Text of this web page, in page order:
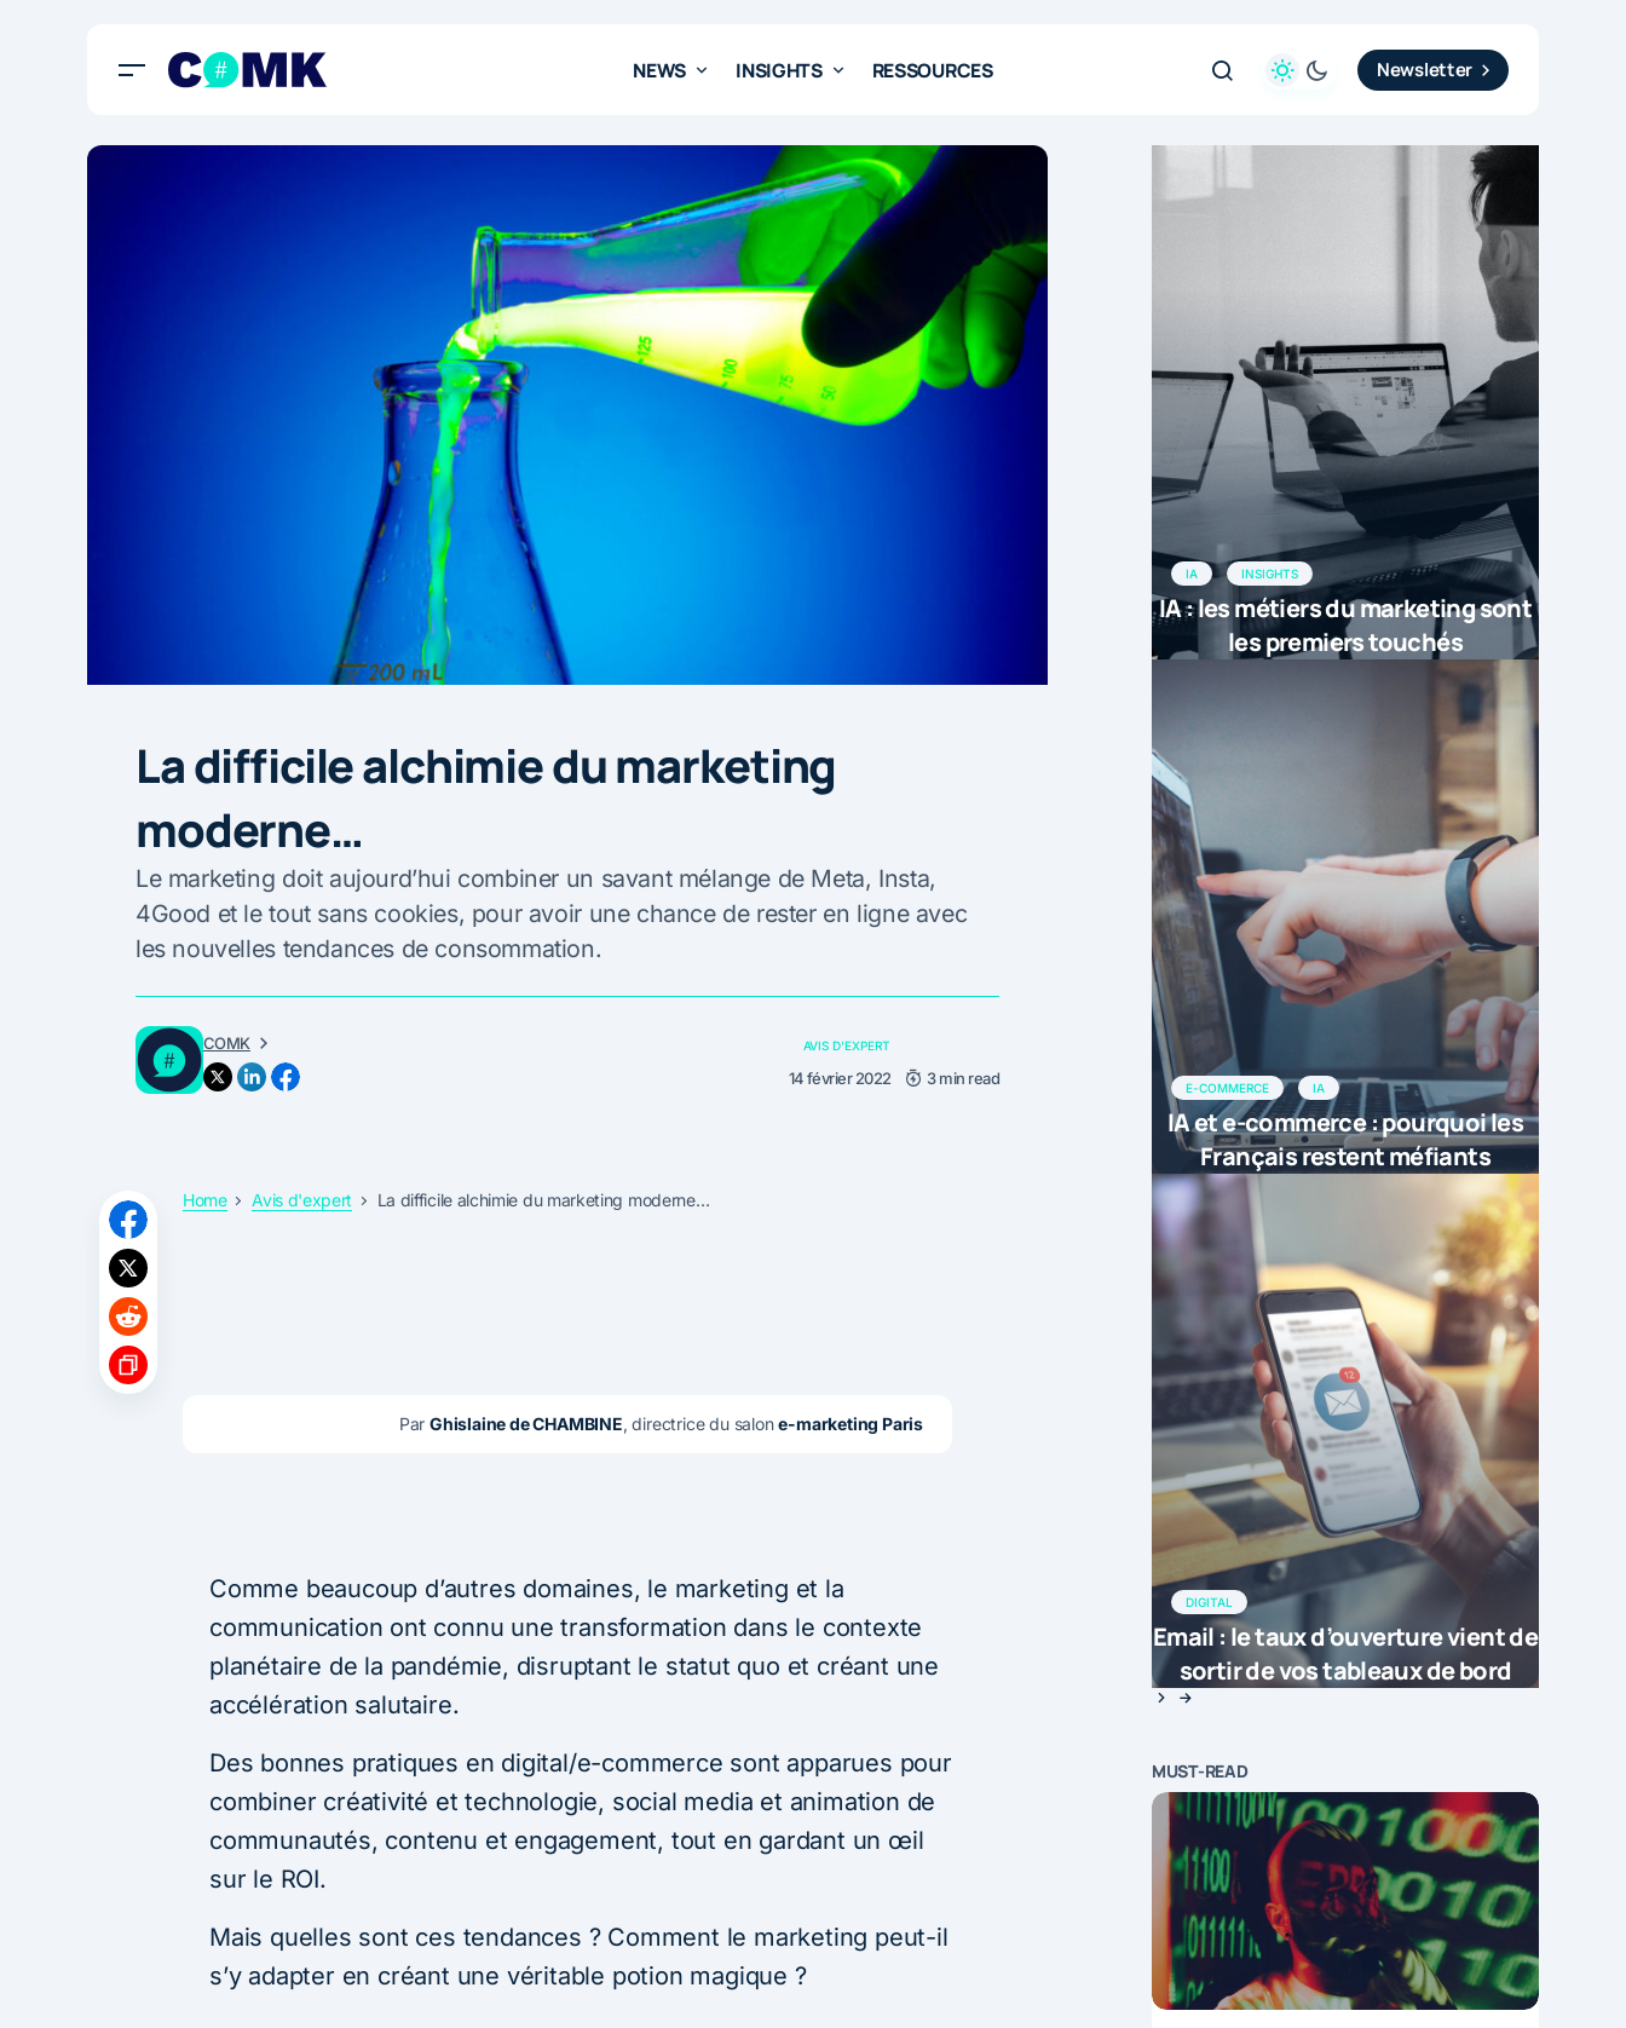
NEWS INSIGHTS RESSOURCES Newsletter
La difficile alchimie du marketing
moderne…
Le marketing doit aujourd’hui combiner un savant mélange de Meta, Insta,
4Good et le tout sans cookies, pour avoir une chance de rester en ligne avec
les nouvelles tendances de consommation.
COMK AVIS D'EXPERT
14 février 2022 3 min read
Home Avis d'expert La difficile alchimie du marketing moderne…
Par Ghislaine de CHAMBINE, directrice du salon e-marketing Paris
Comme beaucoup d’autres domaines, le marketing et la
communication ont connu une transformation dans le contexte
planétaire de la pandémie, disruptant le statut quo et créant une
accélération salutaire.
Des bonnes pratiques en digital/e-commerce sont apparues pour
combiner créativité et technologie, social media et animation de
communautés, contenu et engagement, tout en gardant un œil
sur le ROI.
Mais quelles sont ces tendances ? Comment le marketing peut-il
s’y adapter en créant une véritable potion magique ?
IA INSIGHTS
IA : les métiers du marketing sont
les premiers touchés
E-COMMERCE IA
IA et e-commerce : pourquoi les
Français restent méfiants
DIGITAL
Email : le taux d’ouverture vient de
sortir de vos tableaux de bord
MUST-READ